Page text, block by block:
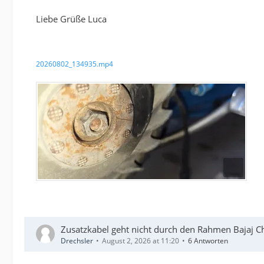
Liebe Grüße Luca
20260802_134935.mp4
Zusatzkabel geht nicht durch den Rahmen Bajaj
Drechsler August 2, 2026 at 11:20 6 Antworten